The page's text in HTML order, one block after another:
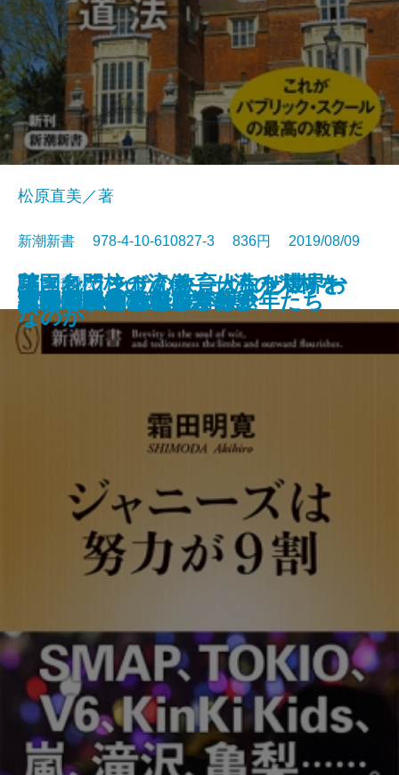
近代建築そもそも講義
騙されてませんか―人生を壊すお
金の「落とし穴」42―
老人の美学
AI救国論
この国のたたみ方
「面白い」のつくりかた
女系図でみる日本争乱史
野球消滅
秋吉敏子と渡辺貞夫
英国名門校の流儀―一流の人材を
どう育てるか―
松原直美／著
新潮新書 978-4-10-610827-3 836円 2019/08/09
新書電子書籍あり
ジャニーズは努力が9割
ケーキの切れない非行少年たち
世界の中心でAIをさけぶ
憲法学の病
国家を食べる
バッシング論
フィンランドの教育はなぜ世界一
なのか
新宿二丁目
ベストセラー伝説
ネトウヨとパヨク